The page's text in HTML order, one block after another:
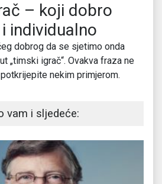
– koji dobro
individualno
dobrog da se sjetimo onda
„timski igrač“. Ovakva fraza ne
nekim primjerom.
vam i sljedeće: